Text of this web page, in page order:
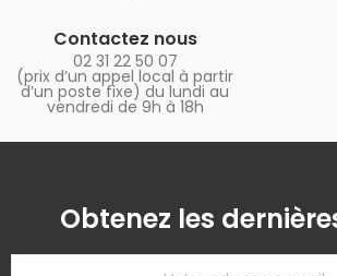
Contactez nous
02 31 22 50 07
(prix d’un appel local à partir
d’un poste fixe) du lundi au
vendredi de 9h à 18h
Obtenez les